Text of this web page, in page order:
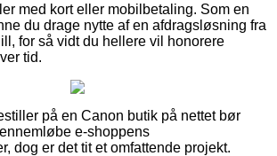
med kort eller mobilbetaling. Som en
du drage nytte af en afdragsløsning fra
for så vidt du hellere vil honorere
tid.
på en Canon butik på nettet bør
e-shoppens
dog er det tit et omfattende projekt.